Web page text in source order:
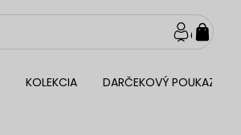
KOLEKCIA DARČEKOVÝ POUKAZ